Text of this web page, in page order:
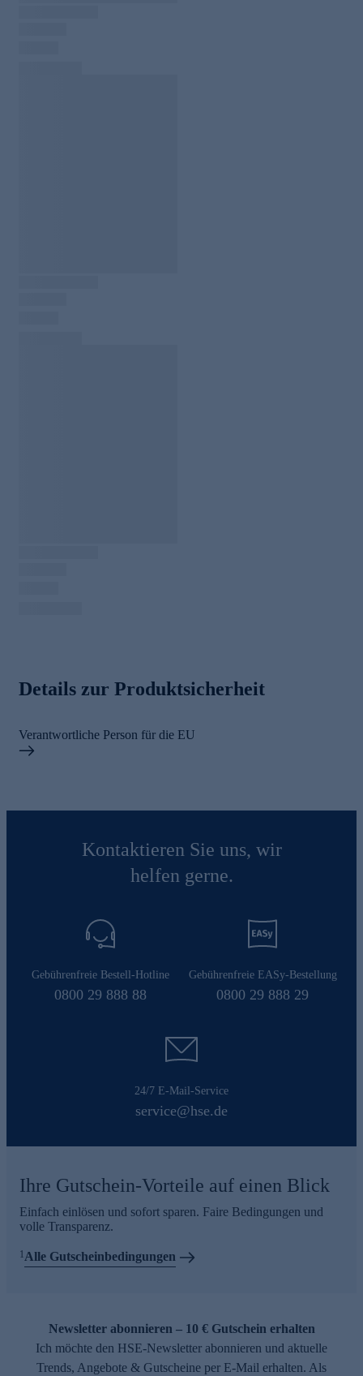
Details zur Produktsicherheit
Verantwortliche Person für die EU
Kontaktieren Sie uns, wir
helfen gerne.
Gebührenfreie Bestell-Hotline
0800 29 888 88
Gebührenfreie EASy-Bestellung
0800 29 888 29
24/7 E-Mail-Service
service@hse.de
Ihre Gutschein-Vorteile auf einen Blick
Einfach einlösen und sofort sparen. Faire Bedingungen und
volle Transparenz.
1 Alle Gutscheinbedingungen
Newsletter abonnieren – 10 € Gutschein erhalten
Ich möchte den HSE-Newsletter abonnieren und aktuelle
Trends, Angebote & Gutscheine per E-Mail erhalten. Als